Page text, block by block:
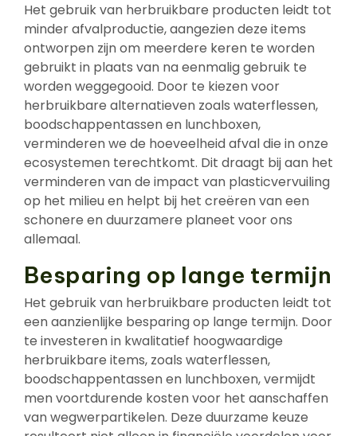
Het gebruik van herbruikbare producten leidt tot
minder afvalproductie, aangezien deze items
ontworpen zijn om meerdere keren te worden
gebruikt in plaats van na eenmalig gebruik te
worden weggegooid. Door te kiezen voor
herbruikbare alternatieven zoals waterflessen,
boodschappentassen en lunchboxen,
verminderen we de hoeveelheid afval die in onze
ecosystemen terechtkomt. Dit draagt bij aan het
verminderen van de impact van plasticvervuiling
op het milieu en helpt bij het creëren van een
schonere en duurzamere planeet voor ons
allemaal.
Besparing op lange termijn
Het gebruik van herbruikbare producten leidt tot
een aanzienlijke besparing op lange termijn. Door
te investeren in kwalitatief hoogwaardige
herbruikbare items, zoals waterflessen,
boodschappentassen en lunchboxen, vermijdt
men voortdurende kosten voor het aanschaffen
van wegwerpartikelen. Deze duurzame keuze